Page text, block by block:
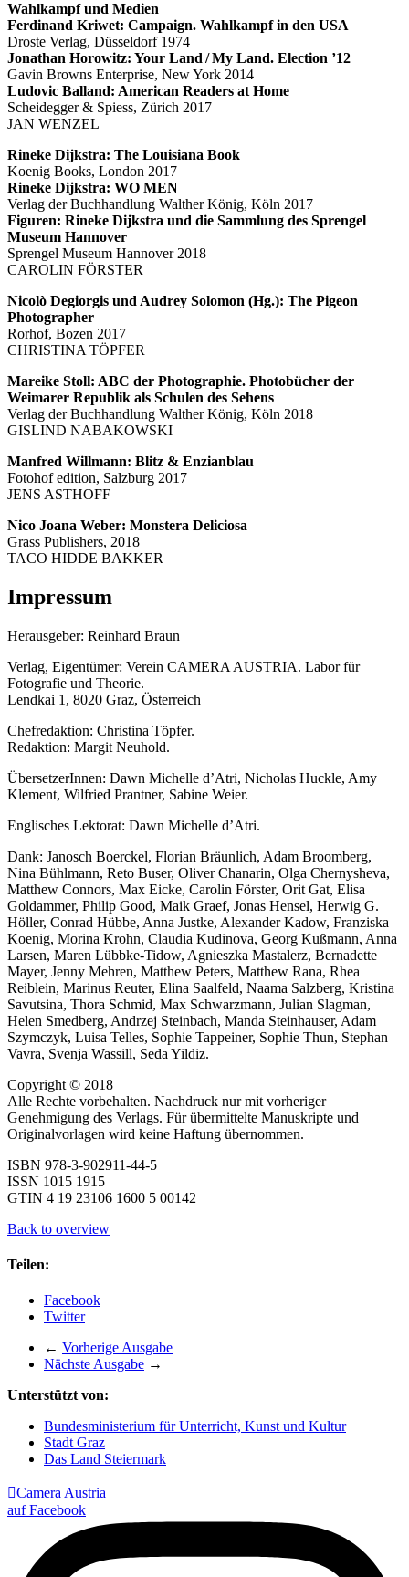
Wahlkampf und Medien
Ferdinand Kriwet: Campaign. Wahlkampf in den USA
Droste Verlag, Düsseldorf 1974
Jonathan Horowitz: Your Land / My Land. Election ’12
Gavin Browns Enterprise, New York 2014
Ludovic Balland: American Readers at Home
Scheidegger & Spiess, Zürich 2017
JAN WENZEL
Rineke Dijkstra: The Louisiana Book
Koenig Books, London 2017
Rineke Dijkstra: WO MEN
Verlag der Buchhandlung Walther König, Köln 2017
Figuren: Rineke Dijkstra und die Sammlung des Sprengel
Museum Hannover
Sprengel Museum Hannover 2018
CAROLIN FÖRSTER
Nicolò Degiorgis und Audrey Solomon (Hg.): The Pigeon
Photographer
Rorhof, Bozen 2017
CHRISTINA TÖPFER
Mareike Stoll: ABC der Photographie. Photobücher der
Weimarer Republik als Schulen des Sehens
Verlag der Buchhandlung Walther König, Köln 2018
GISLIND NABAKOWSKI
Manfred Willmann: Blitz & Enzianblau
Fotohof edition, Salzburg 2017
JENS ASTHOFF
Nico Joana Weber: Monstera Deliciosa
Grass Publishers, 2018
TACO HIDDE BAKKER
Impressum
Herausgeber: Reinhard Braun
Verlag, Eigentümer: Verein CAMERA AUSTRIA. Labor für
Fotografie und Theorie.
Lendkai 1, 8020 Graz, Österreich
Chefredaktion: Christina Töpfer.
Redaktion: Margit Neuhold.
ÜbersetzerInnen: Dawn Michelle d’Atri, Nicholas Huckle, Amy
Klement, Wilfried Prantner, Sabine Weier.
Englisches Lektorat: Dawn Michelle d’Atri.
Dank: Janosch Boerckel, Florian Bräunlich, Adam Broomberg,
Nina Bühlmann, Reto Buser, Oliver Chanarin, Olga Chernysheva,
Matthew Connors, Max Eicke, Carolin Förster, Orit Gat, Elisa
Goldammer, Philip Good, Maik Graef, Jonas Hensel, Herwig G.
Höller, Conrad Hübbe, Anna Justke, Alexander Kadow, Franziska
Koenig, Morina Krohn, Claudia Kudinova, Georg Kußmann, Anna
Larsen, Maren Lübbke-Tidow, Agnieszka Mastalerz, Bernadette
Mayer, Jenny Mehren, Matthew Peters, Matthew Rana, Rhea
Reiblein, Marinus Reuter, Elina Saalfeld, Naama Salzberg, Kristina
Savutsina, Thora Schmid, Max Schwarzmann, Julian Slagman,
Helen Smedberg, Andrzej Steinbach, Manda Steinhauser, Adam
Szymczyk, Luisa Telles, Sophie Tappeiner, Sophie Thun, Stephan
Vavra, Svenja Wassill, Seda Yildiz.
Copyright © 2018
Alle Rechte vorbehalten. Nachdruck nur mit vorheriger
Genehmigung des Verlags. Für übermittelte Manuskripte und
Originalvorlagen wird keine Haftung übernommen.
ISBN 978-3-902911-44-5
ISSN 1015 1915
GTIN 4 19 23106 1600 5 00142
Back to overview
Teilen:
Facebook
Twitter
← Vorherige Ausgabe
Nächste Ausgabe →
Unterstützt von:
Bundesministerium für Unterricht, Kunst und Kultur
Stadt Graz
Das Land Steiermark
Camera Austria
auf Facebook